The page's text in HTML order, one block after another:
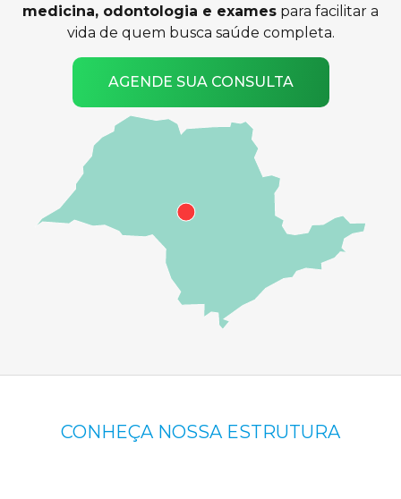
medicina, odontologia e exames para facilitar a
vida de quem busca saúde completa.
AGENDE SUA CONSULTA
CONHEÇA NOSSA ESTRUTURA